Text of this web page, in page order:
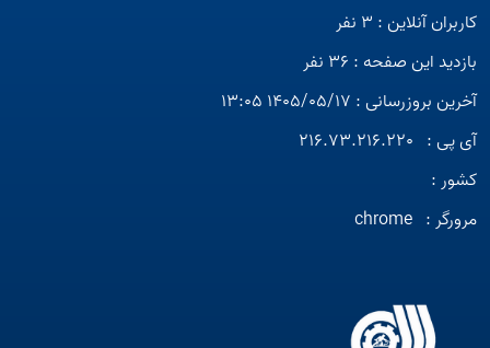
کاربران آنلاین : 3 نفر
بازدید این صفحه : 36 نفر
آخرین بروزرسانی : 1405/05/17 13:05
آی پی : 216.73.216.220
کشور :
مرورگر : chrome